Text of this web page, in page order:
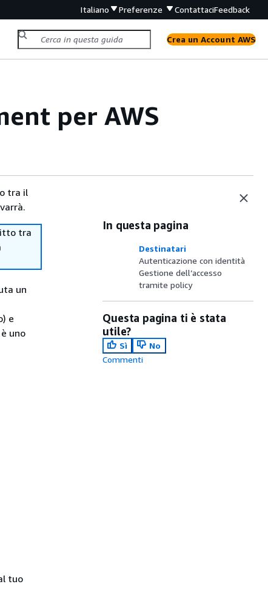
Italiano Preferenze ContattaciFeedback
Crea un Account AWS
per AWS
tra il
tra
un
e
uno
tuo
In questa pagina
Destinatari
Autenticazione con identità
Gestione dell’accesso
tramite policy
Questa pagina ti è stata
utile?
Sì
No
Commenti